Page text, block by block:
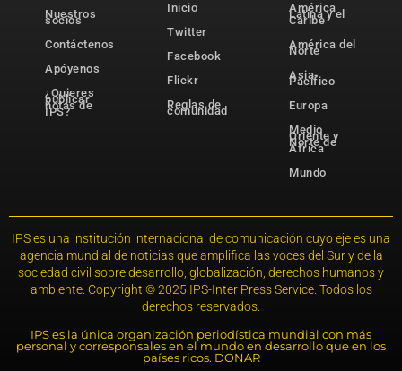
Nuestros
socios
Contáctenos
Apóyenos
¿Quieres
publicar
notas de
IPS?
Inicio
Twitter
Facebook
Flickr
Reglas de
comunidad
América
Latina y el
Caribe
América del
Norte
Asia-
Pacífico
Europa
Medio
Oriente y
Norte de
África
Mundo
IPS es una institución internacional de comunicación cuyo eje es una
agencia mundial de noticias que amplifica las voces del Sur y de la
sociedad civil sobre desarrollo, globalización, derechos humanos y
ambiente. Copyright © 2025 IPS-Inter Press Service. Todos los
derechos reservados.
IPS es la única organización periodística mundial con más
personal y corresponsales en el mundo en desarrollo que en los
países ricos. DONAR